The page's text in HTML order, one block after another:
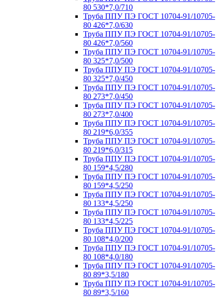
80 530*7,0/710
Труба ППУ ПЭ ГОСТ 10704-91/10705-
80 426*7,0/630
Труба ППУ ПЭ ГОСТ 10704-91/10705-
80 426*7,0/560
Труба ППУ ПЭ ГОСТ 10704-91/10705-
80 325*7,0/500
Труба ППУ ПЭ ГОСТ 10704-91/10705-
80 325*7,0/450
Труба ППУ ПЭ ГОСТ 10704-91/10705-
80 273*7,0/450
Труба ППУ ПЭ ГОСТ 10704-91/10705-
80 273*7,0/400
Труба ППУ ПЭ ГОСТ 10704-91/10705-
80 219*6,0/355
Труба ППУ ПЭ ГОСТ 10704-91/10705-
80 219*6,0/315
Труба ППУ ПЭ ГОСТ 10704-91/10705-
80 159*4,5/280
Труба ППУ ПЭ ГОСТ 10704-91/10705-
80 159*4,5/250
Труба ППУ ПЭ ГОСТ 10704-91/10705-
80 133*4,5/250
Труба ППУ ПЭ ГОСТ 10704-91/10705-
80 133*4,5/225
Труба ППУ ПЭ ГОСТ 10704-91/10705-
80 108*4,0/200
Труба ППУ ПЭ ГОСТ 10704-91/10705-
80 108*4,0/180
Труба ППУ ПЭ ГОСТ 10704-91/10705-
80 89*3,5/180
Труба ППУ ПЭ ГОСТ 10704-91/10705-
80 89*3,5/160